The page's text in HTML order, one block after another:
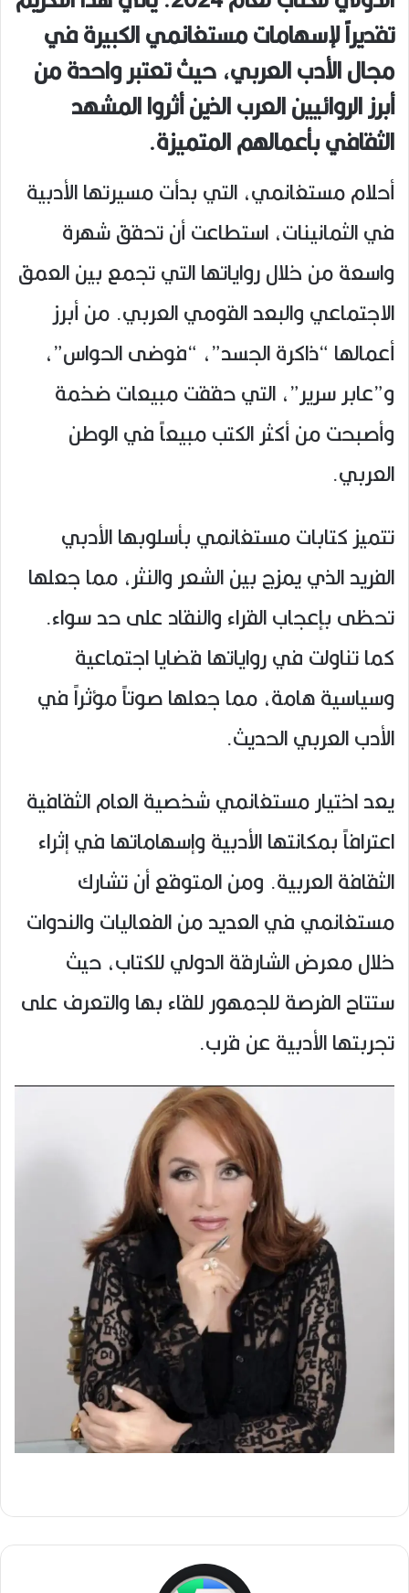
تقديراً لإسهامات مستغانمي الكبيرة في
مجال الأدب العربي، حيث تعتبر واحدة من
أبرز الروائيين العرب الذين أثروا المشهد
الثقافي بأعمالهم المتميزة.
أحلام مستغانمي، التي بدأت مسيرتها الأدبية
في الثمانينات، استطاعت أن تحقق شهرة
واسعة من خلال رواياتها التي تجمع بين العمق
الاجتماعي والبعد القومي العربي. من أبرز
أعمالها “ذاكرة الجسد”، “فوضى الحواس”،
و”عابر سرير”، التي حققت مبيعات ضخمة
وأصبحت من أكثر الكتب مبيعاً في الوطن
العربي.
تتميز كتابات مستغانمي بأسلوبها الأدبي
الفريد الذي يمزج بين الشعر والنثر، مما جعلها
تحظى بإعجاب القراء والنقاد على حد سواء.
كما تناولت في رواياتها قضايا اجتماعية
وسياسية هامة، مما جعلها صوتاً مؤثراً في
الأدب العربي الحديث.
يعد اختيار مستغانمي شخصية العام الثقافية
اعترافاً بمكانتها الأدبية وإسهاماتها في إثراء
الثقافة العربية. ومن المتوقع أن تشارك
مستغانمي في العديد من الفعاليات والندوات
خلال معرض الشارقة الدولي للكتاب، حيث
ستتاح الفرصة للجمهور للقاء بها والتعرف على
تجربتها الأدبية عن قرب.